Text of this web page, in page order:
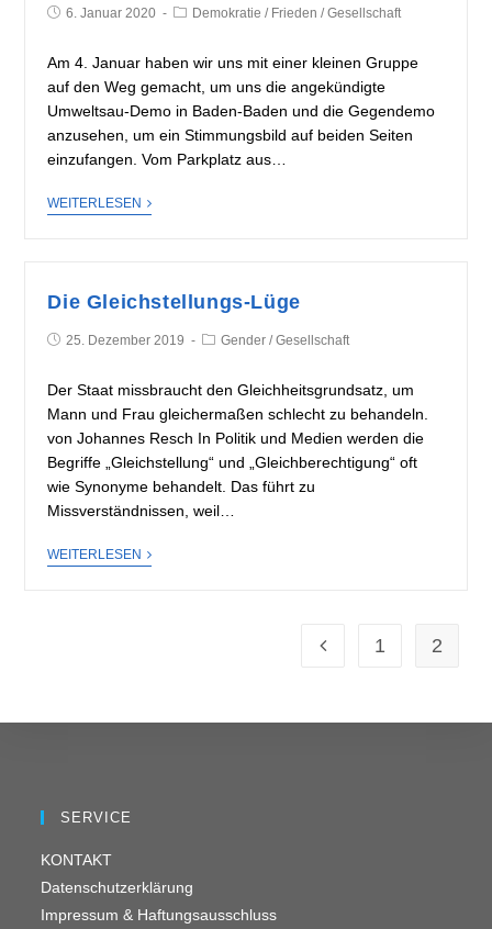
6. Januar 2020 Demokratie / Frieden / Gesellschaft
Am 4. Januar haben wir uns mit einer kleinen Gruppe
auf den Weg gemacht, um uns die angekündigte
Umweltsau-Demo in Baden-Baden und die Gegendemo
anzusehen, um ein Stimmungsbild auf beiden Seiten
einzufangen. Vom Parkplatz aus…
WEITERLESEN
Die Gleichstellungs-Lüge
25. Dezember 2019 Gender / Gesellschaft
Der Staat missbraucht den Gleichheitsgrundsatz, um
Mann und Frau gleichermaßen schlecht zu behandeln.
von Johannes Resch In Politik und Medien werden die
Begriffe „Gleichstellung“ und „Gleichberechtigung“ oft
wie Synonyme behandelt. Das führt zu
Missverständnissen, weil…
WEITERLESEN
1 2
SERVICE
KONTAKT
Datenschutzerklärung
Impressum & Haftungsausschluss